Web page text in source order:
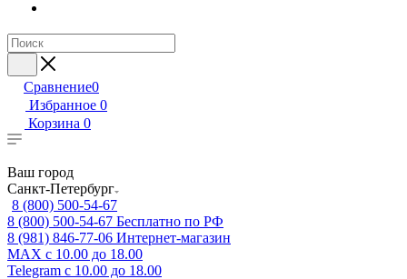
Сравнение0
Избранное 0
Корзина 0
Ваш город
Санкт-Петербург
8 (800) 500-54-67
8 (800) 500-54-67 Бесплатно по РФ
8 (981) 846-77-06 Интернет-магазин
MAX с 10.00 до 18.00
Telegram с 10.00 до 18.00